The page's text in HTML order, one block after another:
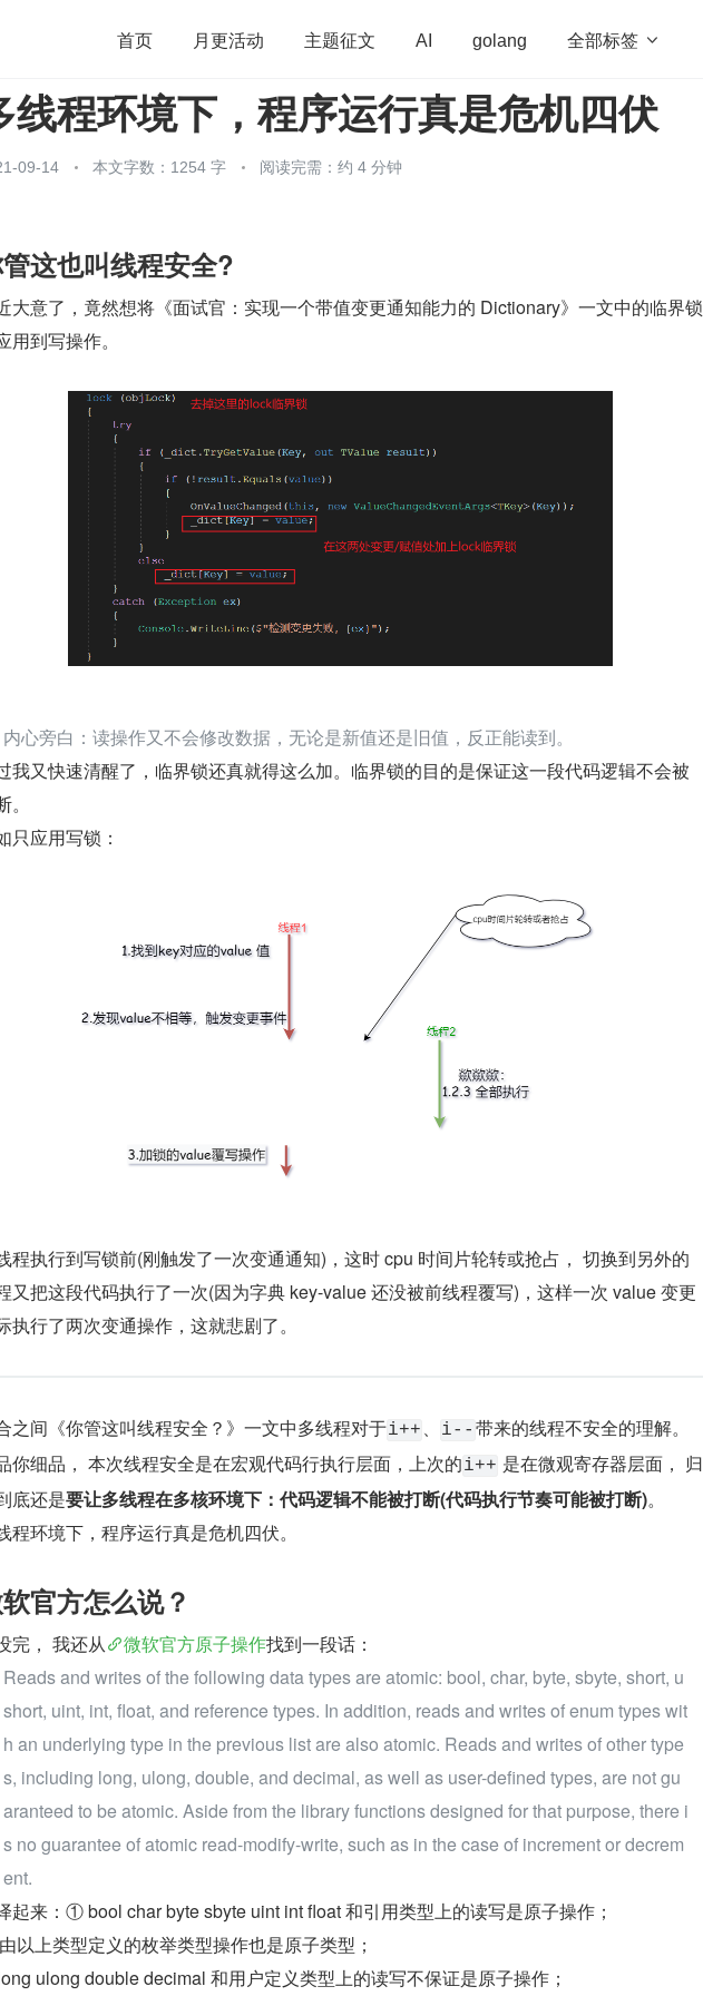
首页 月更活动 主题征文 AI golang 全部标签 
架构 OpenHarmony 算法 学习方法 Web3.0 高效工作
运维 深度思考
线程环境下，程序运行真是危机四伏
09-14 本文字数：1254 字 阅读完需：约 4 分钟
这也叫线程安全?
大意了，竟然想将《面试官：实现一个带值变更通知能力的 Dictionary》一文中的临界锁
用到写操作。
内心旁白：读操作又不会修改数据，无论是新值还是旧值，反正能读到。
我又快速清醒了，临界锁还真就得这么加。临界锁的目的是保证这一段代码逻辑不会被
只应用写锁：
程执行到写锁前(刚触发了一次变通通知)，这时 cpu 时间片轮转或抢占， 切换到另外的
又把这段代码执行了一次(因为字典 key-value 还没被前线程覆写)，这样一次 value 变更
执行了两次变通操作，这就悲剧了。
之间《你管这叫线程安全？》一文中多线程对于i++ 、 i-- 带来的线程不安全的理解。
你细品， 本次线程安全是在宏观代码行执行层面，上次的i++ 是在微观寄存器层面， 归
底还是要让多线程在多核环境下：代码逻辑不能被打断(代码执行节奏可能被打断)。
程环境下，程序运行真是危机四伏。
官方怎么说？
完， 我还从 微软官方原子操作找到一段话：
Reads and writes of the following data types are atomic: bool, char, byte, sbyte, short, u
short, uint, int, float, and reference types. In addition, reads and writes of enum types wit
h an underlying type in the previous list are also atomic. Reads and writes of other type
s, including long, ulong, double, and decimal, as well as user-defined types, are not gu
aranteed to be atomic. Aside from the library functions designed for that purpose, there i
s no guarantee of atomic read-modify-write, such as in the case of increment or decrem
ent.
起来：① bool char byte sbyte uint int float 和引用类型上的读写是原子操作；
以上类型定义的枚举类型操作也是原子类型；
ulong double decimal 和用户定义类型上的读写不保证是原子操作；